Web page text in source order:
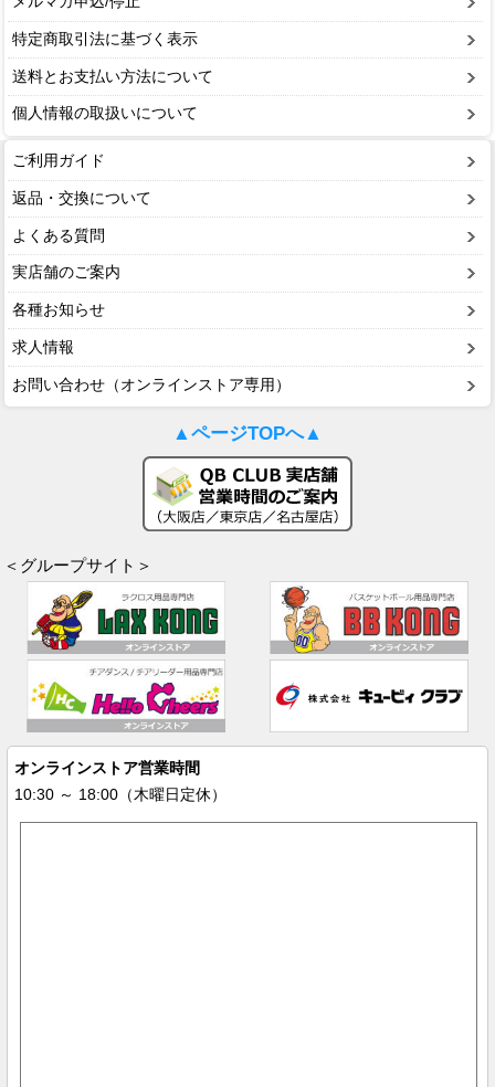
特定商取引法に基づく表示
送料とお支払い方法について
個人情報の取扱いについて
ご利用ガイド
返品・交換について
よくある質問
実店舗のご案内
各種お知らせ
求人情報
お問い合わせ（オンラインストア専用）
▲ページTOPへ▲
＜グループサイト＞
オンラインストア営業時間
10:30 ～ 18:00（木曜日定休）